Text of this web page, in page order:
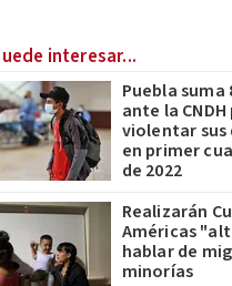
interesar...
Puebla suma
ante la
violentar sus
en primer
de 2022
Realizarán
Américas
hablar de
minorías